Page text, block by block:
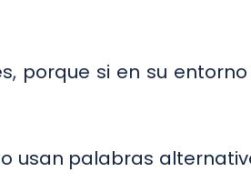
porque si en su
usan palabras